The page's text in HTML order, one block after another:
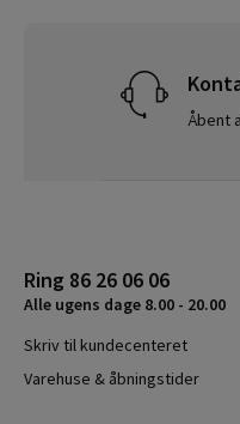
Åbent
Ring 86 26 06 06
Alle ugens dage 8.00 - 20.00
Skriv til kundecenteret
Varehuse & åbningstider